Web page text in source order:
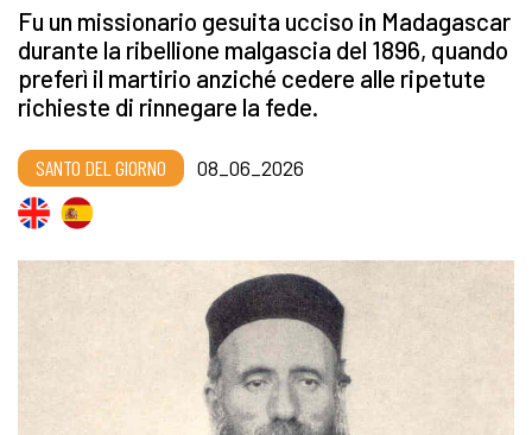
Fu un missionario gesuita ucciso in Madagascar
durante la ribellione malgascia del 1896, quando
preferì il martirio anziché cedere alle ripetute
richieste di rinnegare la fede.
SANTO DEL GIORNO 08_06_2026